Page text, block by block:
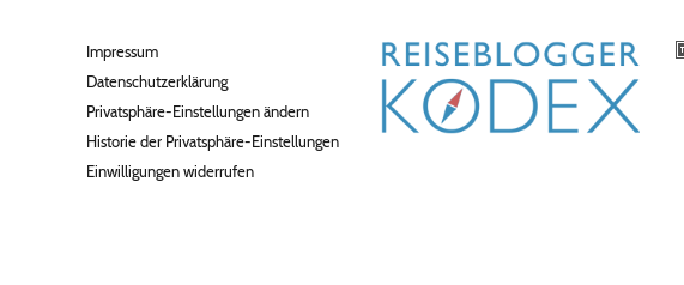
Impressum
Datenschutzerklärung
Privatsphäre-Einstellungen ändern
Historie der Privatsphäre-Einstellungen
Einwilligungen widerrufen